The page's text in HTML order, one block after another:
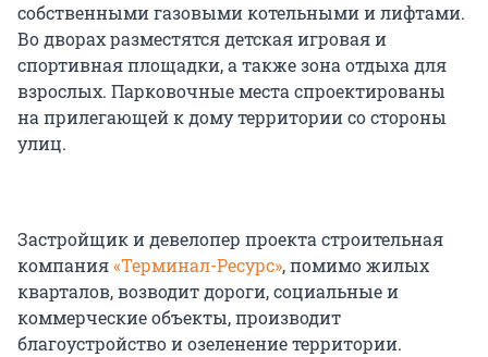
собственными газовыми котельными и лифтами.
Во дворах разместятся детская игровая и
спортивная площадки, а также зона отдыха для
взрослых. Парковочные места спроектированы
на прилегающей к дому территории со стороны
улиц.
Застройщик и девелопер проекта строительная
компания«Терминал-Ресурс», помимо жилых
кварталов, возводит дороги, социальные и
коммерческие объекты, производит
благоустройство и озеленение территории.